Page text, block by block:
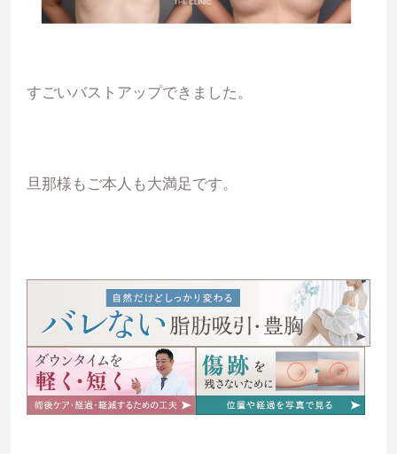
すごいバストアップできました。
旦那様もご本人も大満足です。